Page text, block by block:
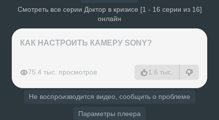
Смотреть все серии Доктор в кризисе [1 - 16 серии из 16]
онлайн
КАК НАСТРОИТЬ КАМЕРУ SONY?
75.4 тыс. просмотров 1.6 тыс.
Не воспроизводится видео, сообщить о проблеме
Параметры плеера